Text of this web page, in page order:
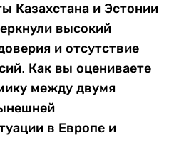
Казахстана и Эстонии
высокий
и отсутствие
Как вы оцениваете
между двумя
в Европе и